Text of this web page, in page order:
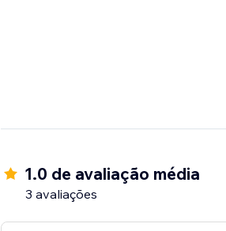
1.0 de avaliação média
3 avaliações